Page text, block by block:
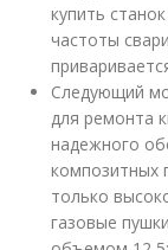
купить
частоты
Следующий
для ремонта
надежного
композитных
только
газовые